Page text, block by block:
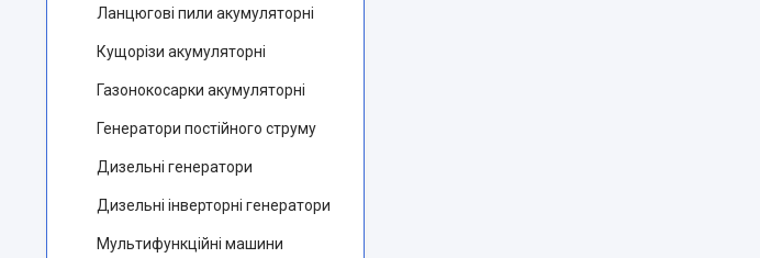
Ланцюгові пили акумуляторні
Кущорізи акумуляторні
Газонокосарки акумуляторні
Генератори постійного струму
Дизельні генератори
Дизельні інверторні генератори
Мультифункційні машини